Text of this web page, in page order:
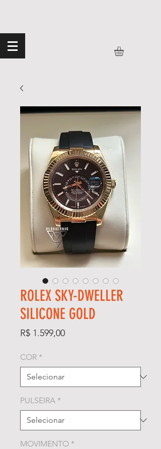
ROLEX SKY-DWELLER
SILICONE GOLD
R$ 1.599,00Preço
COR *
PULSEIRA *
MOVIMENTO *